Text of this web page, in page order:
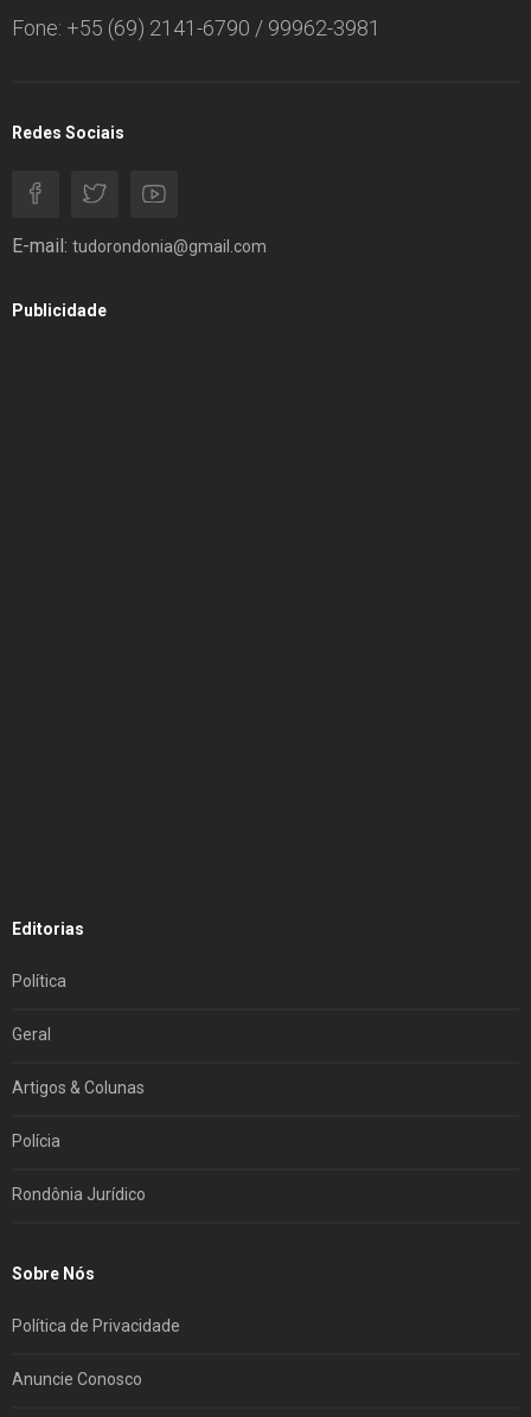
Fone: +55 (69) 2141-6790 / 99962-3981
Redes Sociais
E-mail: tudorondonia@gmail.com
Publicidade
Editorias
Política
Geral
Artigos & Colunas
Polícia
Rondônia Jurídico
Sobre Nós
Política de Privacidade
Anuncie Conosco